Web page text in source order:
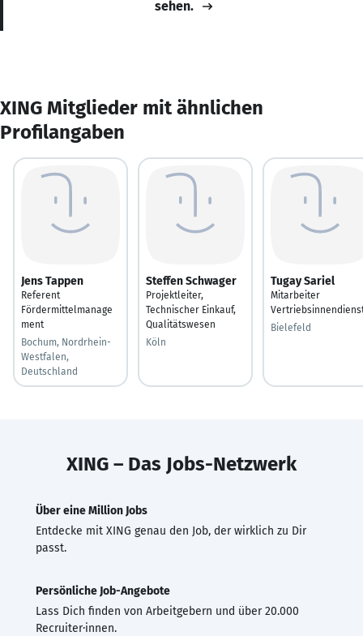
sehen.
XING Mitglieder mit ähnlichen
Profilangaben
Jens Tappen
Referent
Fördermittelmanage
ment
Bochum, Nordrhein-
Westfalen,
Deutschland
Steffen Schwager
Projektleiter,
Technischer Einkauf,
Qualitätswesen
Köln
Tugay Sariel
Mitarbeiter
Bielefeld
XING – Das Jobs-Netzwerk
Über eine Million Jobs
Entdecke mit XING genau den Job, der wirklich zu Dir
passt.
Persönliche Job-Angebote
Lass Dich finden von Arbeitgebern und über 20.000
Recruiter·innen.